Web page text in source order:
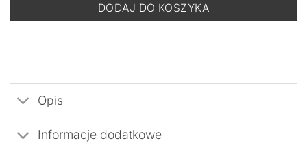
DODAJ DO KOSZYKA
Opis
Informacje dodatkowe